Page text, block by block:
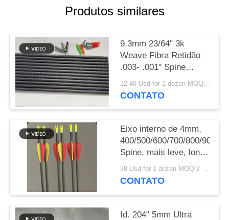
SITE
POLÍTICA
DE
PRIVACIDADE
Produtos similares
9,3mm 23/64" 3k
Weave Fibra Retidão
.003- .001" Spine
250/300/350/400/500/600
Setas de Alvo de
32-48 Usd for 1 dozen MOQ:2 dúzias
CONTATO
Eixo interno de 4mm,
400/500/600/700/800/900/
Spine, mais leve, longa
distância, micro
diâmetro, flecha de
38 Usd for 1 dozen MOQ:2 dúzias
CONTATO
Id. 204" 5mm Ultra